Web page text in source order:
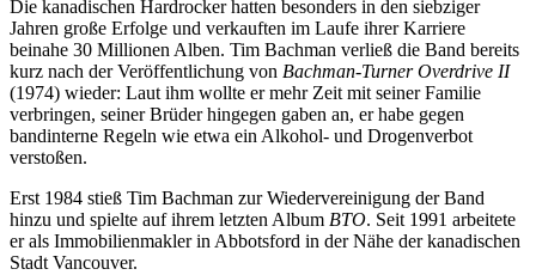
Die kanadischen Hardrocker hatten besonders in den siebziger
Jahren große Erfolge und verkauften im Laufe ihrer Karriere
beinahe 30 Millionen Alben. Tim Bachman verließ die Band bereits
kurz nach der Veröffentlichung von Bachman-Turner Overdrive II
(1974) wieder: Laut ihm wollte er mehr Zeit mit seiner Familie
verbringen, seiner Brüder hingegen gaben an, er habe gegen
bandinterne Regeln wie etwa ein Alkohol- und Drogenverbot
verstoßen.
Erst 1984 stieß Tim Bachman zur Wiedervereinigung der Band
hinzu und spielte auf ihrem letzten Album BTO. Seit 1991 arbeitete
er als Immobilienmakler in Abbotsford in der Nähe der kanadischen
Stadt Vancouver.